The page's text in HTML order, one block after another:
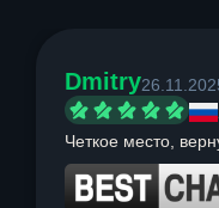
Dmitry
Четкое место,